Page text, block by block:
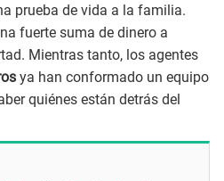
prueba de vida a la familia.
fuerte suma de dinero a
Mientras tanto, los agentes
ya han conformado un equipo
quiénes están detrás del